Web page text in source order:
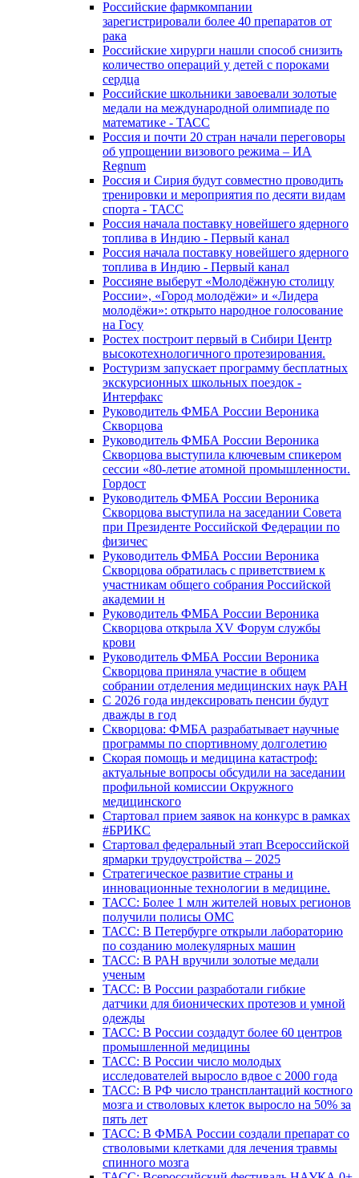
Российские фармкомпании
зарегистрировали более 40 препаратов от
рака
Российские хирурги нашли способ снизить
количество операций у детей с пороками
сердца
Российские школьники завоевали золотые
медали на международной олимпиаде по
математике - ТАСС
Россия и почти 20 стран начали переговоры
об упрощении визового режима – ИА
Regnum
Россия и Сирия будут совместно проводить
тренировки и мероприятия по десяти видам
спорта - ТАСС
Россия начала поставку новейшего ядерного
топлива в Индию - Первый канал
Россия начала поставку новейшего ядерного
топлива в Индию - Первый канал
Россияне выберут «Молодёжную столицу
России», «Город молодёжи» и «Лидера
молодёжи»: открыто народное голосование
на Госу
Ростех построит первый в Сибири Центр
высокотехнологичного протезирования.
Ростуризм запускает программу бесплатных
экскурсионных школьных поездок -
Интерфакс
Руководитель ФМБА России Вероника
Скворцова
Руководитель ФМБА России Вероника
Скворцова выступила ключевым спикером
сессии «80-летие атомной промышленности.
Гордост
Руководитель ФМБА России Вероника
Скворцова выступила на заседании Совета
при Президенте Российской Федерации по
физичес
Руководитель ФМБА России Вероника
Скворцова обратилась с приветствием к
участникам общего собрания Российской
академии н
Руководитель ФМБА России Вероника
Скворцова открыла XV Форум службы
крови
Руководитель ФМБА России Вероника
Скворцова приняла участие в общем
собрании отделения медицинских наук РАН
С 2026 года индексировать пенсии будут
дважды в год
Скворцова: ФМБА разрабатывает научные
программы по спортивному долголетию
Скорая помощь и медицина катастроф:
актуальные вопросы обсудили на заседании
профильной комиссии Окружного
медицинского
Стартовал прием заявок на конкурс в рамках
#БРИКС
Стартовал федеральный этап Всероссийской
ярмарки трудоустройства – 2025
Стратегическое развитие страны и
инновационные технологии в медицине.
ТАСС: Более 1 млн жителей новых регионов
получили полисы ОМС
ТАСС: В Петербурге открыли лабораторию
по созданию молекулярных машин
ТАСС: В РАН вручили золотые медали
ученым
ТАСС: В России разработали гибкие
датчики для бионических протезов и умной
одежды
ТАСС: В России создадут более 60 центров
промышленной медицины
ТАСС: В России число молодых
исследователей выросло вдвое с 2000 года
ТАСС: В РФ число трансплантаций костного
мозга и стволовых клеток выросло на 50% за
пять лет
ТАСС: В ФМБА России создали препарат со
стволовыми клетками для лечения травмы
спинного мозга